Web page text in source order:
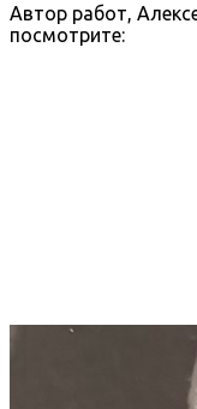
Автор работ,
посмотрите: